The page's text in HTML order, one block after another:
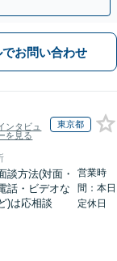
でお問い合わせ
ンタビュ
を見る
東京都
談方法(対面・
話・ビデオな
)は応相談
営業時
間：本日
定休日